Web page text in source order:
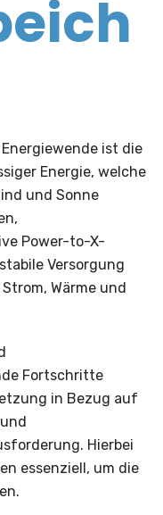
ist die
Energie, welche
und Sonne
Power-to-X-
Versorgung
Wärme und
Fortschritte
in Bezug auf
Hierbei
essenziell, um die